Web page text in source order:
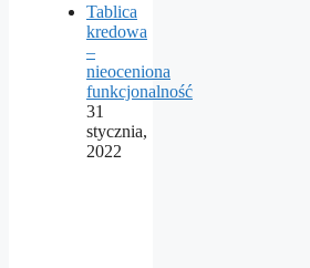
Tablica
kredowa
–
nieoceniona
funkcjonalność
31
stycznia,
2022